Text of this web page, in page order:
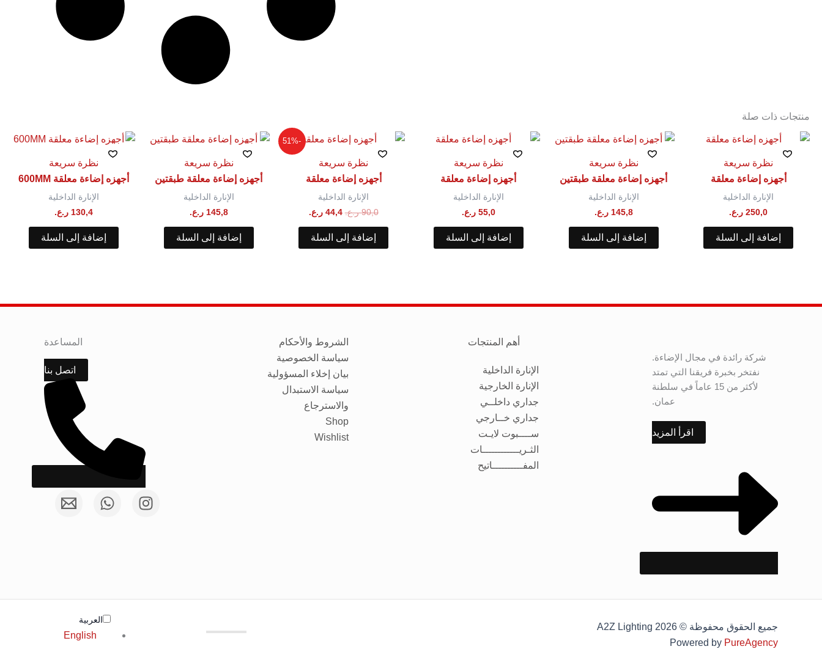
منتجات ذات صلة
نظرة سريعة
أجهزه إضاءة معلقة
الإنارة الداخلية
250,0 ر.ع.
إضافة إلى السلة
نظرة سريعة
أجهزه إضاءة معلقة⁩ طبقتين
الإنارة الداخلية
145,8 ر.ع.
إضافة إلى السلة
نظرة سريعة
أجهزه إضاءة معلقة
الإنارة الداخلية
55,0 ر.ع.
إضافة إلى السلة
-51%
نظرة سريعة
أجهزه إضاءة معلقة
الإنارة الداخلية
90,0 ر.ع.
السعر
90,0 ر.ع..
44,4 ر.ع.
السعر
الحالي
إضافة إلى السلة
نظرة سريعة
أجهزه إضاءة معلقة⁩ طبقتين
الإنارة الداخلية
145,8 ر.ع.
إضافة إلى السلة
نظرة سريعة
أجهزه إضاءة معلقة 600MM
الإنارة الداخلية
130,4 ر.ع.
إضافة إلى السلة
شركة رائدة في مجال الإضاءة.
نفتخر بخبرة فريقنا التي تمتد
لأكثر من 15 عاماً في سلطنة
عمان.
اقرأ المزيد
أهم المنتجات
الإنارة الداخلية
الإنارة الخارجية
جداري داخلــي
جداري خــارجي
ســــبوت لايـت
الثـريــــــــــــات
المفــــــــــاتيح
الشروط والأحكام
سياسة الخصوصية
بيان إخلاء المسؤولية
سياسة الاستبدال
والاسترجاع
Shop
Wishlist
المساعدة
اتصل بنا
جميع الحقوق محفوظة © 2026 A2Z Lighting
Powered by PureAgency
العربية‏
English